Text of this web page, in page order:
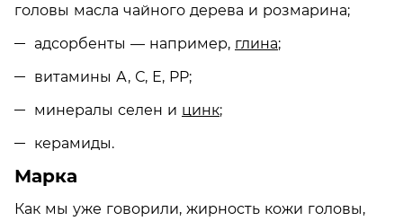
головы масла чайного дерева и розмарина;
адсорбенты — например, глина;
витамины А, С, Е, PP;
минералы селен и цинк;
керамиды.
Марка
Как мы уже говорили, жирность кожи головы,